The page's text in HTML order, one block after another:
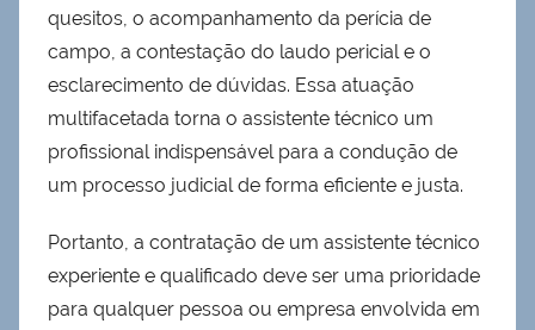
quesitos, o acompanhamento da perícia de
campo, a contestação do laudo pericial e o
esclarecimento de dúvidas. Essa atuação
multifacetada torna o assistente técnico um
profissional indispensável para a condução de
um processo judicial de forma eficiente e justa.
Portanto, a contratação de um assistente técnico
experiente e qualificado deve ser uma prioridade
para qualquer pessoa ou empresa envolvida em